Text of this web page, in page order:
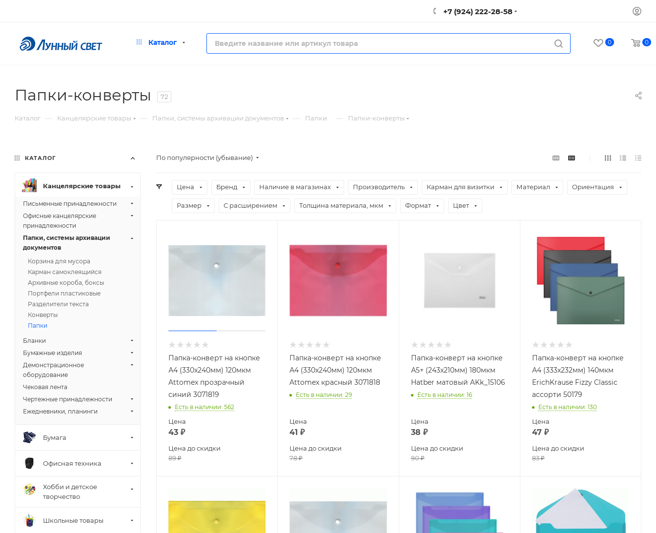
+7 (924) 222-28-58
Каталог 0 0
Папки-конверты 72
Каталог — Канцелярские товары — Папки, системы архивации документов — Папки — Папки-конверты
По популярности (убывание)
Цена Бренд Наличие в магазинах Производитель Карман для визитки Материал Ориентация
Размер С расширением Толщина материала, мкм Формат Цвет
Папка-конверт на кнопке
А4 (330x240мм) 120мкм
Attomex прозрачный
синий 3071819
Есть в наличии: 562
Цена
43 ₽
Цена до скидки
89₽
Папка-конверт на кнопке
А4 (330х240мм) 120мкм
Attomex красный 3071818
Есть в наличии: 29
Цена
41 ₽
Цена до скидки
78₽
Папка-конверт на кнопке
А5+ (243x210мм) 180мкм
Hatber матовый AKk_15106
Есть в наличии: 16
Цена
38 ₽
Цена до скидки
90₽
Папка-конверт на кнопке
А4 (333х232мм) 140мкм
ErichKrause Fizzy Classic
ассорти 50179
Есть в наличии: 130
Цена
47₽
Цена до скидки
83₽
КАТАЛОГ
Канцелярские товары
Письменные принадлежности
Офисные канцелярские
принадлежности
Папки, системы архивации
документов
Корзина для мусора
Карман самоклеящийся
Архивные короба, боксы
Портфели пластиковые
Разделители текста
Конверты
Папки
Бланки
Бумажные изделия
Демонстрационное
оборудование
Чековая лента
Чертежные принадлежности
Ежедневники, планинги
Бумага
Офисная техника
Хобби и детское
творчество
Школьные товары